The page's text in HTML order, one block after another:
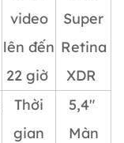
video
lên đến
22 giờ
Super
Retina
XDR
Thời
gian
5,4″
Màn